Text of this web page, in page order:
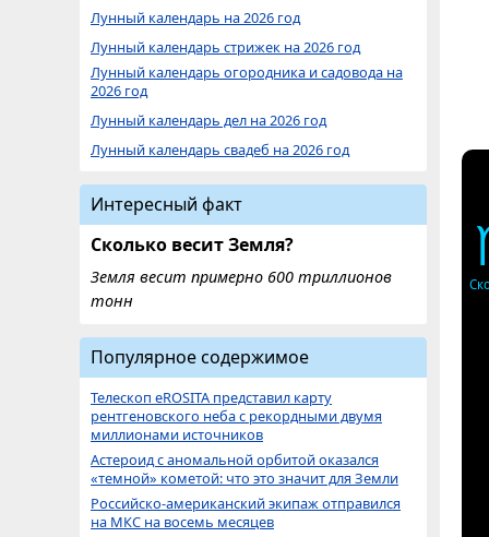
Лунный календарь на 2026 год
Лунный календарь стрижек на 2026 год
Лунный календарь огородника и садовода на
2026 год
Лунный календарь дел на 2026 год
Лунный календарь свадеб на 2026 год
Интересный факт
Сколько весит Земля?
Земля весит примерно 600 триллионов
тонн
Популярное содержимое
Телескоп eROSITA представил карту
рентгеновского неба с рекордными двумя
миллионами источников
Астероид с аномальной орбитой оказался
«темной» кометой: что это значит для Земли
Российско-американский экипаж отправился
на МКС на восемь месяцев